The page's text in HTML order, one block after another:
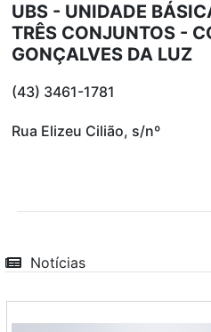
UBS - UNIDADE
TRÊS CONJUNTOS -
GONÇALVES DA LUZ
(43) 3461-1781
Rua Elizeu Cilião, s/nº
Notícias